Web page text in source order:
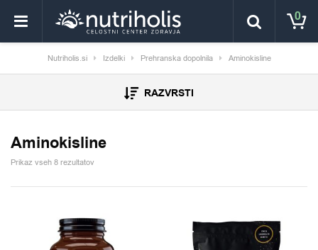
0
Nutriholis.si Izdelki Prehranska dopolnila Aminokisline
RAZVRSTI
Aminokisline
Prikaz vseh 8 rezultatov